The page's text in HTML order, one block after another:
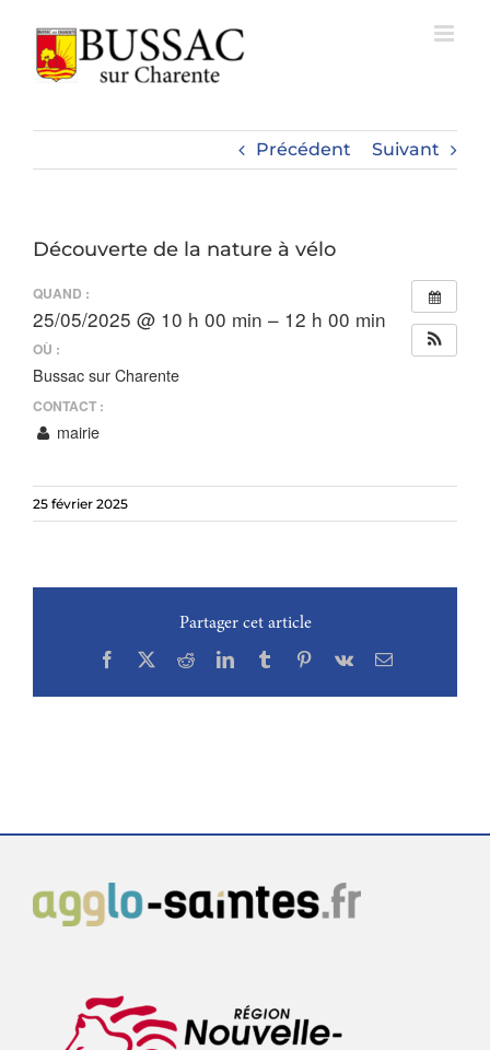
contenu
Précédent Suivant
Découverte de la nature à vélo
QUAND :
25/05/2025 @ 10 h 00 min – 12 h 00 min
OÙ :
Bussac sur Charente
CONTACT :
mairie
25 février 2025
Partager cet article
Facebook
X RedditLinkedInTumblrPinterest
Vk Email